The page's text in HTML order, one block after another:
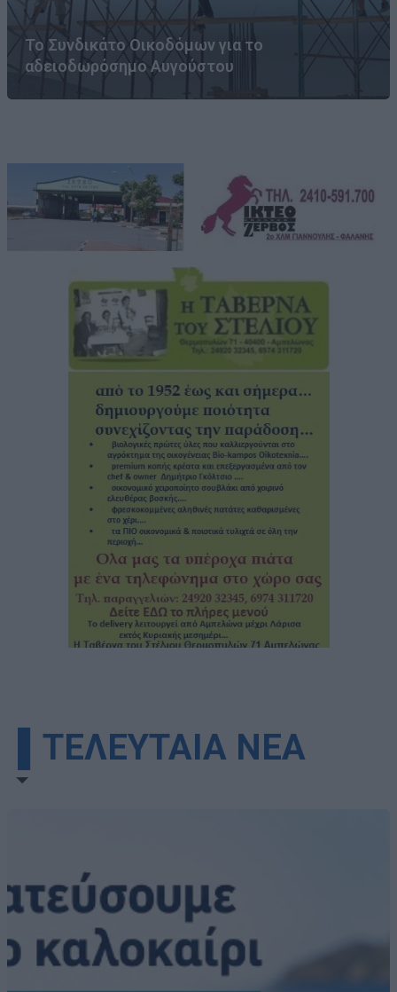
Το Συνδικάτο Οικοδόμων για το
αδειοδωρόσημο Αυγούστου
▌ΤΕΛΕΥΤΑΙΑ ΝΕΑ